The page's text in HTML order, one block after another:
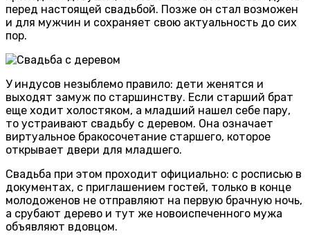
перед настоящей свадьбой. Позже он стал возможен
и для мужчин и сохраняет свою актуальность до сих
пор.
У индусов незыблемо правило: дети женятся и
выходят замуж по старшинству. Если старший брат
еще ходит холостяком, а младший нашел себе пару,
то устраивают свадьбу с деревом. Она означает
виртуальное бракосочетание старшего, которое
открывает двери для младшего.
Свадьба при этом проходит официально: с росписью в
документах, с приглашением гостей, только в конце
молодоженов не отправляют на первую брачную ночь,
а срубают дерево и тут же новоиспеченного мужа
объявляют вдовцом.